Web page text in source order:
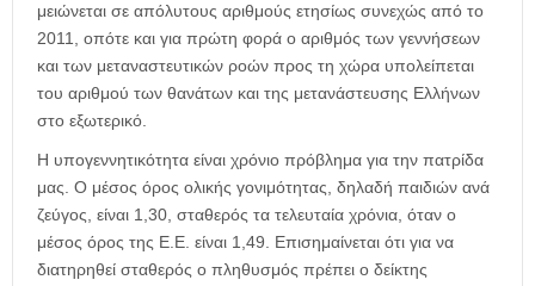
μειώνεται σε απόλυτους αριθμούς ετησίως συνεχώς από το
2011, οπότε και για πρώτη φορά ο αριθμός των γεννήσεων
και των μεταναστευτικών ροών προς τη χώρα υπολείπεται
του αριθμού των θανάτων και της μετανάστευσης Ελλήνων
στο εξωτερικό.
Η υπογεννητικότητα είναι χρόνιο πρόβλημα για την πατρίδα
μας. Ο μέσος όρος ολικής γονιμότητας, δηλαδή παιδιών ανά
ζεύγος, είναι 1,30, σταθερός τα τελευταία χρόνια, όταν ο
μέσος όρος της Ε.Ε. είναι 1,49. Επισημαίνεται ότι για να
διατηρηθεί σταθερός ο πληθυσμός πρέπει ο δείκτης